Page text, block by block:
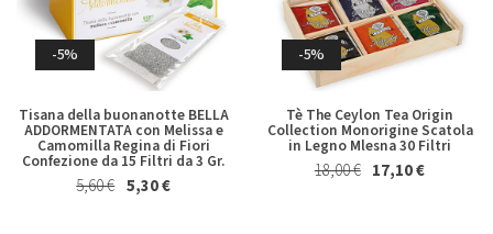
Marsala Superiore Riserva
Semisecco Oltre 4 Anni Florio
19,80 € 19,00 €
Albero Piatto di Cioccolato al
Latte Majani 250 Gr
24,50 € 24,00 €
-5%
Tisana della buonanotte BELLA
ADDORMENTATA con Melissa e
Camomilla Regina di Fiori
Confezione da 15 Filtri da 3 Gr.
5,60 € 5,30 €
-5%
Tè The Ceylon Tea Origin
Collection Monorigine Scatola
in Legno Mlesna 30 Filtri
18,00 € 17,10 €